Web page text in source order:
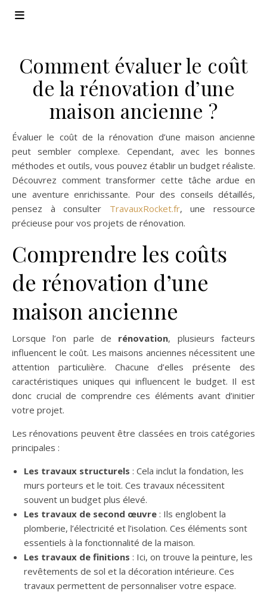
Comment évaluer le coût
de la rénovation d’une
maison ancienne ?
Évaluer le coût de la rénovation d’une maison ancienne
peut sembler complexe. Cependant, avec les bonnes
méthodes et outils, vous pouvez établir un budget réaliste.
Découvrez comment transformer cette tâche ardue en
une aventure enrichissante. Pour des conseils détaillés,
pensez à consulter TravauxRocket.fr, une ressource
précieuse pour vos projets de rénovation.
Comprendre les coûts
de rénovation d’une
maison ancienne
Lorsque l’on parle de rénovation, plusieurs facteurs
influencent le coût. Les maisons anciennes nécessitent une
attention particulière. Chacune d’elles présente des
caractéristiques uniques qui influencent le budget. Il est
donc crucial de comprendre ces éléments avant d’initier
votre projet.
Les rénovations peuvent être classées en trois catégories
principales :
Les travaux structurels : Cela inclut la fondation, les
murs porteurs et le toit. Ces travaux nécessitent
souvent un budget plus élevé.
Les travaux de second œuvre : Ils englobent la
plomberie, l’électricité et l’isolation. Ces éléments sont
essentiels à la fonctionnalité de la maison.
Les travaux de finitions : Ici, on trouve la peinture, les
revêtements de sol et la décoration intérieure. Ces
travaux permettent de personnaliser votre espace.